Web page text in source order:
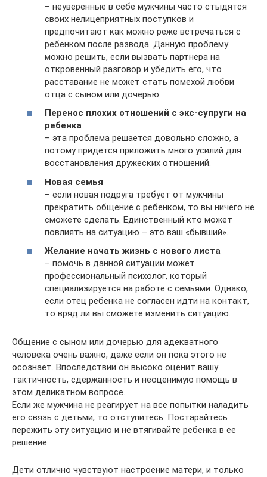
– неуверенные в себе мужчины часто стыдятся
своих нелицеприятных поступков и
предпочитают как можно реже встречаться с
ребенком после развода. Данную проблему
можно решить, если вызвать партнера на
откровенный разговор и убедить его, что
расставание не может стать помехой любви
отца с сыном или дочерью.
Перенос плохих отношений с экс-супруги на
ребенка
– эта проблема решается довольно сложно, а
потому придется приложить много усилий для
восстановления дружеских отношений.
Новая семья
– если новая подруга требует от мужчины
прекратить общение с ребенком, то вы ничего не
сможете сделать. Единственный кто может
повлиять на ситуацию – это ваш «бывший».
Желание начать жизнь с нового листа
– помочь в данной ситуации может
профессиональный психолог, который
специализируется на работе с семьями. Однако,
если отец ребенка не согласен идти на контакт,
то вряд ли вы сможете изменить ситуацию.
Общение с сыном или дочерью для адекватного
человека очень важно, даже если он пока этого не
осознает. Впоследствии он высоко оценит вашу
тактичность, сдержанность и неоценимую помощь в
этом деликатном вопросе.
Если же мужчина не реагирует на все попытки наладить
его связь с детьми, то отступитесь. Постарайтесь
пережить эту ситуацию и не втягивайте ребенка в ее
решение.
Дети отлично чувствуют настроение матери, и только